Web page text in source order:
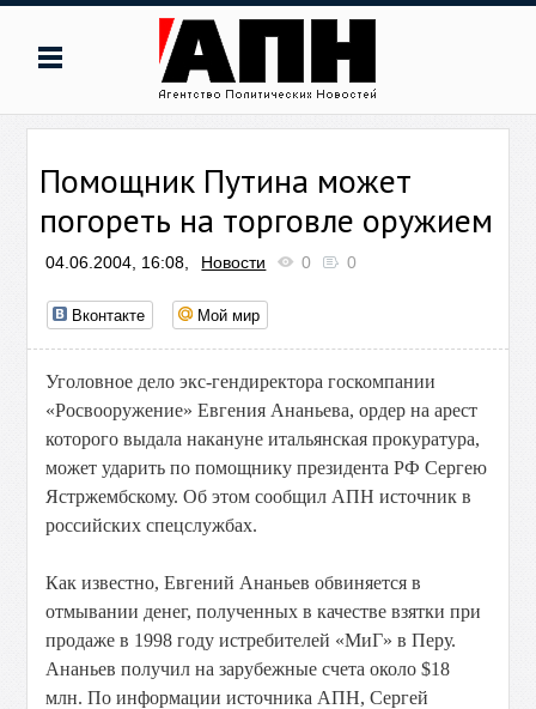
Помощник Путина может
погореть на торговле оружием
04.06.2004, 16:08, Новости 0 0
Вконтакте Мой мир
Уголовное дело экс-гендиректора госкомпании
«Росвооружение» Евгения Ананьева, ордер на арест
которого выдала накануне итальянская прокуратура,
может ударить по помощнику президента РФ Сергею
Ястржембскому. Об этом сообщил АПН источник в
российских спецслужбах.
Как известно, Евгений Ананьев обвиняется в
отмывании денег, полученных в качестве взятки при
продаже в 1998 году истребителей «МиГ» в Перу.
Ананьев получил на зарубежные счета около $18
млн. По информации источника АПН, Сергей